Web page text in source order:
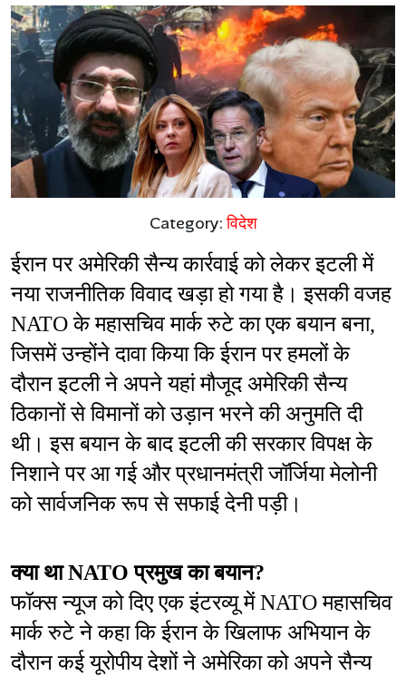
Category:विदेश
ईरान पर अमेरिकी सैन्य कार्रवाई को लेकर इटली में
नया राजनीतिक विवाद खड़ा हो गया है। इसकी वजह
NATO के महासचिव मार्क रुटे का एक बयान बना,
जिसमें उन्होंने दावा किया कि ईरान पर हमलों के
दौरान इटली ने अपने यहां मौजूद अमेरिकी सैन्य
ठिकानों से विमानों को उड़ान भरने की अनुमति दी
थी। इस बयान के बाद इटली की सरकार विपक्ष के
निशाने पर आ गई और प्रधानमंत्री जॉर्जिया मेलोनी
को सार्वजनिक रूप से सफाई देनी पड़ी।
क्या था NATO प्रमुख का बयान?
फॉक्स न्यूज को दिए एक इंटरव्यू में NATO महासचिव
मार्क रुटे ने कहा कि ईरान के खिलाफ अभियान के
दौरान कई यूरोपीय देशों ने अमेरिका को अपने सैन्य